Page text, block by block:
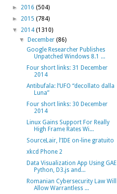
► 2016 (504)
► 2015 (784)
▼ 2014 (1310)
▼
December(86)
Google Researcher Publishes
Unpatched Windows 8.1 ...
Four short links: 31 December
2014
Antibufala: l’UFO “decollato dalla
Luna”
Four short links: 30 December
2014
Linux Gains Support For Really
High Frame Rates Wi...
SourceLair, l’IDE on-line gratuito
xkcd Phone 2
Data Visualization App Using GAE
Python, D3.js and...
Romanian Cybersecurity Law Will
Allow Warrantless ...